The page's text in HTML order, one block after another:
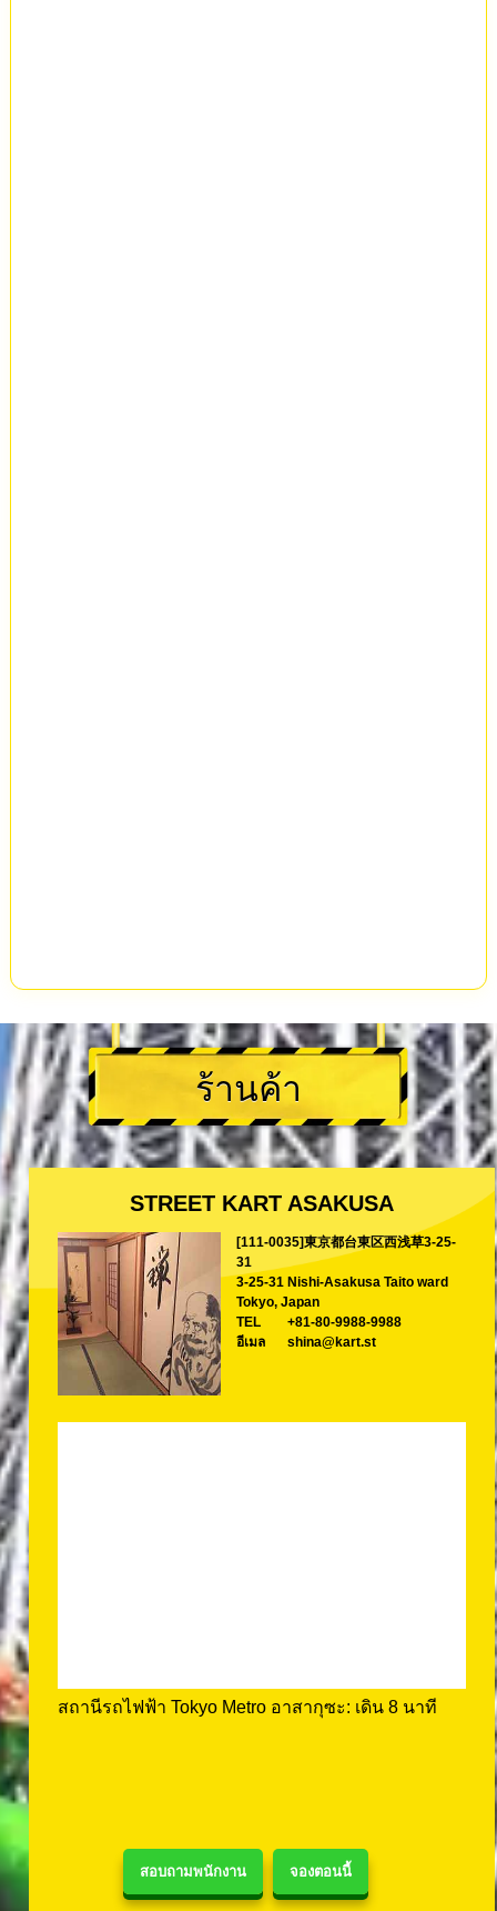
สอบถามพนักงาน จองตอนนี้
ร้านค้า
STREET KART ASAKUSA
[111-0035]東京都台東区西浅草3-25-
31
3-25-31 Nishi-Asakusa Taito ward
Tokyo, Japan
TEL
+81-80-9988-9988
อีเมล
shina@kart.st
สถานีรถไฟฟ้า Tokyo Metro อาสากุซะ: เดิน 8 นาที